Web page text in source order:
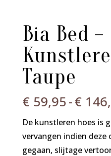
Bia Bed –
Taupe
€59,95-€
De kunstleren hoes is
vervangen indien
gegaan, slijtage